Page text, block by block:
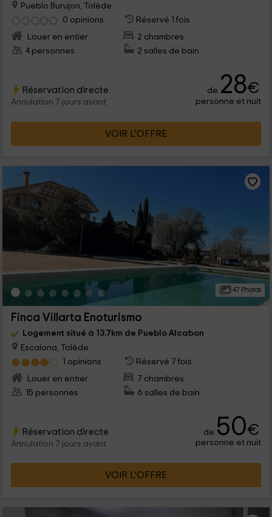
Pueblo Burujon, Tolède
0 opinions
Réservé 1 fois
Louer en entier
2 chambres
4 personnes
2 salles de bain
Réservation directe
Annulation 7 jours avant
de 28€
personne et nuit
VOIR L’OFFRE
47 Photos
Finca Villarta Enoturismo
Logement situé à 13.7km de Pueblo Alcabon
Escalona, Tolède
1 opinions
Réservé 7 fois
Louer en entier
7 chambres
15 personnes
6 salles de bain
Réservation directe
Annulation 7 jours avant
de 50€
personne et nuit
VOIR L’OFFRE